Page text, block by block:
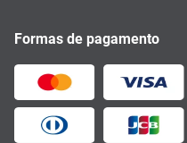
Formas de pagamento